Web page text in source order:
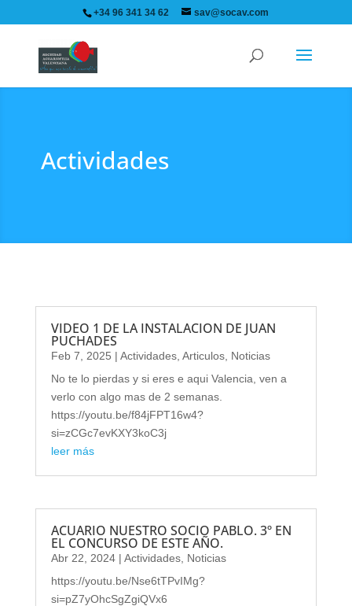
+34 96 341 34 62 sav@socav.com
Actividades
VIDEO 1 DE LA INSTALACION DE JUAN
PUCHADES
Feb 7, 2025 | Actividades, Articulos, Noticias
No te lo pierdas y si eres e aqui Valencia, ven a
verlo con algo mas de 2 semanas.
https://youtu.be/f84jFPT16w4?
si=zCGc7evKXY3koC3j
leer más
ACUARIO NUESTRO SOCIO PABLO. 3º EN
EL CONCURSO DE ESTE AÑO.
Abr 22, 2024| Actividades, Noticias
https://youtu.be/Nse6tTPvIMg?
si=pZ7yOhcSgZgiQVx6